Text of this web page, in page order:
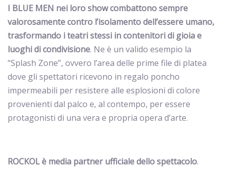
I BLUE MEN nei loro show combattono sempre
valorosamente contro l’isolamento dell’essere umano,
trasformando i teatri stessi in contenitori di gioia e
luoghi di condivisione. Ne è un valido esempio la
“Splash Zone”, ovvero l’area delle prime file di platea
dove gli spettatori ricevono in regalo poncho
impermeabili per resistere alle esplosioni di colore
provenienti dal palco e, al contempo, per essere
protagonisti di una vera e propria opera d’arte.
ROCKOL è media partner ufficiale dello spettacolo.